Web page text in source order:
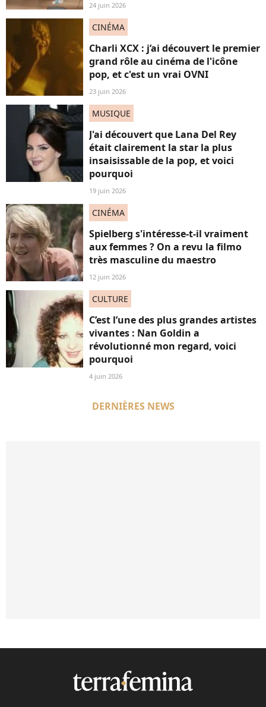
24 juin 2026
CINÉMA
Charli XCX : j’ai découvert le premier
grand rôle au cinéma de l'icône
pop, et c'est un vrai OVNI
23 juin 2026
MUSIQUE
J'ai découvert que Lana Del Rey
était clairement la star la plus
insaisissable de la pop, et voici
pourquoi
19 juin 2026
CINÉMA
Spielberg s'intéresse-t-il vraiment
aux femmes ? On a revu la filmo
très masculine du maestro
12 juin 2026
CULTURE
C’est l’une des plus grandes artistes
vivantes : Nan Goldin a
révolutionné mon regard, voici
pourquoi
4 juin 2026
DERNIÈRES NEWS